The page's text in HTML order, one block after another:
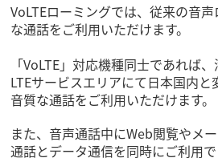
VoLTEローミングでは、従来の音
な通話をご利用いただけます。
「VoLTE」対応機種同士であれば
LTEサービスエリアにて日本国内
音質な通話をご利用いただけます。
また、音声通話中にWeb閲覧やメ
通話とデータ通信を同時にご利用